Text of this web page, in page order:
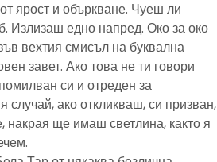
ярост и объркване. Чуеш ли
Излизаш едно напред. Око за око
вехтия смисъл на буквална
завет. Ако това не ти говори
си и отреден за
случай, ако откликваш, си призван,
накрая ще имаш светлина, както я